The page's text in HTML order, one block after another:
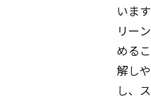
いま
リー
める
解し
し、